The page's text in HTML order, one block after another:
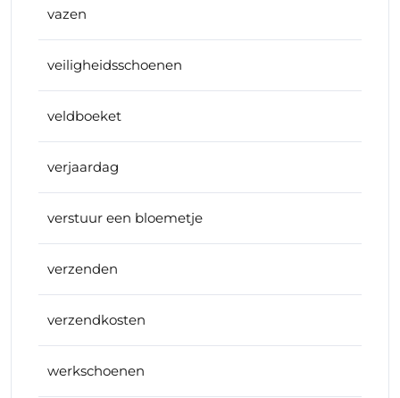
vazen
veiligheidsschoenen
veldboeket
verjaardag
verstuur een bloemetje
verzenden
verzendkosten
werkschoenen